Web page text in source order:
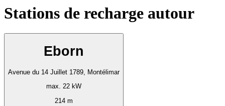
Stations de recharge autour
Eborn
Avenue du 14 Juillet 1789, Montélimar
max. 22 kW
214 m